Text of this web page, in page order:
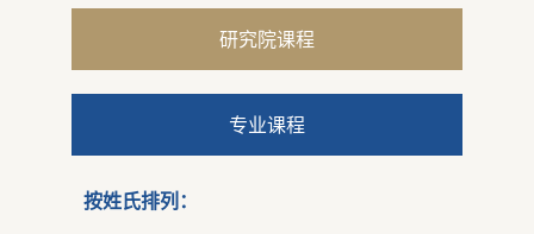
研究院课程
专业课程
按姓氏排列：